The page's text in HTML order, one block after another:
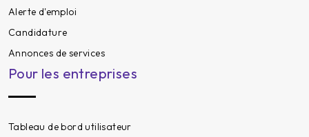
Alerte d'emploi
Candidature
Annonces de services
Pour les entreprises
Tableau de bord utilisateur